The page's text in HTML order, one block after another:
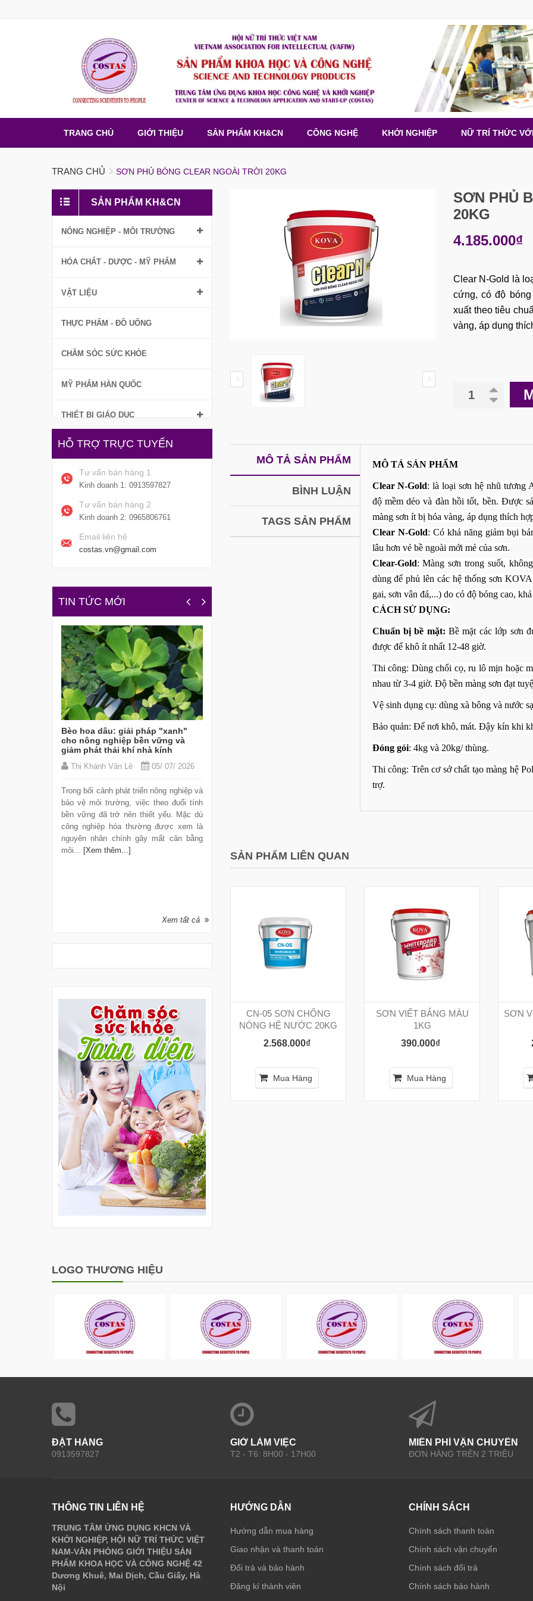
TRANG CHỦ GIỚI THIỆU SẢN PHẨM KH&CN CÔNG NGHỆ KHỞI NGHIỆP NỮ TRÍ THỨC
TRANG CHỦ SƠN PHỦ BÓNG CLEAR NGOÀI TRỜI 20KG
SẢN PHẨM KH&CN
NÔNG NGHIỆP - MÔI TRƯỜNG
HÓA CHẤT - DƯỢC - MỸ PHẨM
VẬT LIỆU
THỰC PHẨM - ĐỒ UỐNG
CHĂM SÓC SỨC KHỎE
MỸ PHẨM HÀN QUỐC
THIẾT BỊ GIÁO DỤC
HỖ TRỢ TRỰC TUYẾN
Tư vấn bán hàng 1
Kinh doanh 1: 0913597827
Tư vấn bán hàng 2
Kinh doanh 2: 0965806761
Email liên hệ
costas.vn@gmail.com
TIN TỨC MỚI
Bèo hoa dâu: giải pháp "xanh"
cho nông nghiệp bền vững và
giảm phát thải khí nhà kính
Thị Khánh Vân Lê 05/ 07/ 2026
Trong bối cảnh phát triển nông nghiệp và
bảo vệ môi trường, việc theo đuổi tính
bền vững đã trở nên thiết yếu. Mặc dù
công nghiệp hóa thường được xem là
nguyên nhân chính gây mất cân bằng
môi...
[Xem thêm...]
thêm...]
Phát triển thiết bị cầm tay phát
hiện “hóa chất vĩnh cửu” trong
nước
Thị Khánh Vân Lê 05/ 07/ 2026
Các nhà nghiên cứu tại Đại học Boise
State (Hoa Kỳ), phối hợp với công ty
Xem tất cả
SƠN PHỦ
20KG
4.185.000₫
Clear N-Gold là
cứng, có độ
xuất theo tiêu
vàng, áp dụng
MÔ TẢ SẢN PHẨM
BÌNH LUẬN
TAGS SẢN PHẨM
MÔ TẢ SẢN PHẨM
Clear N-Gold: là loại sơn hệ nhũ tương
độ mềm dẻo và đàn hồi tốt, bền. Được
màng sơn ít bị hóa vàng, áp dụng thích
Clear N-Gold: Có khả năng giảm bụi
lâu hơn vẻ bề ngoài mới mẻ của sơn.
Clear-Gold: Màng sơn trong suốt,
dùng để phủ lên các hệ thống sơn
gai, sơn vân đá,...) do có độ bóng cao,
CÁCH SỬ DỤNG:
Chuẩn bị bề mặt: Bề mặt các lớp sơn
được để khô ít nhất 12-48 giờ.
Thi công: Dùng chổi cọ, ru lô mịn hoặc
nhau từ 3-4 giờ. Độ bền màng sơn đạt
Vệ sinh dụng cụ: dùng xà bông và nước
Bảo quản: Để nơi khô, mát. Đậy kín khi
Đóng gói: 4kg và 20kg/ thùng.
Thi công: Trên cơ sở chất tạo màng hệ
trợ.
SẢN PHẨM LIÊN QUAN
CN-05 SƠN CHỐNG
NÓNG HỆ NƯỚC 20KG
2.568.000₫
Mua Hàng
SƠN VIẾT BẢNG MÀU
1KG
390.000₫
Mua Hàng
SƠN
LOGO THƯƠNG HIỆU
ĐẶT HÀNG
0913597827
GIỜ LÀM VIỆC
T2 - T6: 8H00 - 17H00
MIỄN PHÍ VẬN CHUYỂN
ĐƠN HÀNG TRÊN 2 TRIỆU
THÔNG TIN LIÊN HỆ
TRUNG TÂM ỨNG DỤNG KHCN VÀ
KHỞI NGHIỆP, HỘI NỮ TRÍ THỨC VIỆT
NAM-VĂN PHÒNG GIỚI THIỆU SẢN
PHẨM KHOA HỌC VÀ CÔNG NGHỆ 42
Dương Khuê, Mai Dịch, Cầu Giấy, Hà
Nội
HƯỚNG DẪN
Hướng dẫn mua hàng
Giao nhận và thanh toán
Đổi trả và bảo hành
Đăng kí thành viên
CHÍNH SÁCH
Chính sách thanh toán
Chính sách vận chuyển
Chính sách đổi trả
Chính sách bảo hành